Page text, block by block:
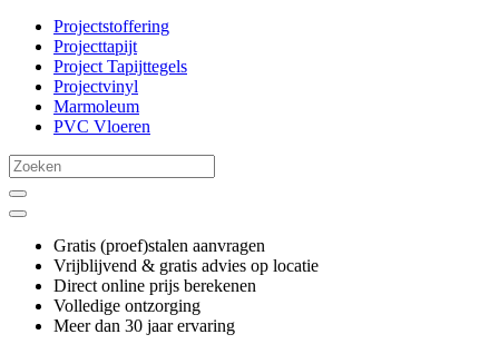
Projectstoffering
Projecttapijt
Project Tapijttegels
Projectvinyl
Marmoleum
PVC Vloeren
Gratis (proef)stalen aanvragen
Vrijblijvend & gratis advies op locatie
Direct online prijs berekenen
Volledige ontzorging
Meer dan 30 jaar ervaring